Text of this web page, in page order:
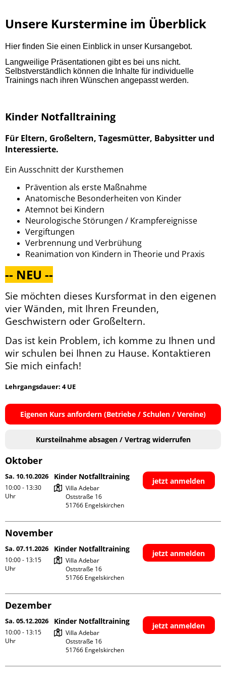
Unsere Kurstermine im Überblick
Hier finden Sie einen Einblick in unser Kursangebot.
Langweilige Präsentationen gibt es bei uns nicht.
Selbstverständlich können die Inhalte für individuelle
Trainings nach ihren Wünschen angepasst werden.
Kinder Notfalltraining
Für Eltern, Großeltern, Tagesmütter, Babysitter und
Interessierte.
Ein Ausschnitt der Kursthemen
Prävention als erste Maßnahme
Anatomische Besonderheiten von Kinder
Atemnot bei Kindern
Neurologische Störungen / Krampfereignisse
Vergiftungen
Verbrennung und Verbrühung
Reanimation von Kindern in Theorie und Praxis
-- NEU --
Sie möchten dieses Kursformat in den eigenen
vier Wänden, mit Ihren Freunden,
Geschwistern oder Großeltern.
Das ist kein Problem, ich komme zu Ihnen und
wir schulen bei Ihnen zu Hause. Kontaktieren
Sie mich einfach!
Lehrgangsdauer: 4 UE
Eigenen Kurs anfordern (Betriebe / Schulen / Vereine)
Kursteilnahme absagen / Vertrag widerrufen
Oktober
Sa. 10.10.2026
10:00 - 13:30
Uhr
Kinder Notfalltraining
Villa Adebar
Oststraße 16
jetzt anmelden
November
Sa. 07.11.2026
10:00 - 13:15
Uhr
Kinder Notfalltraining
Villa Adebar
Oststraße 16
jetzt anmelden
Dezember
Sa. 05.12.2026
10:00 - 13:15
Uhr
Kinder Notfalltraining
Villa Adebar
Oststraße 16
jetzt anmelden